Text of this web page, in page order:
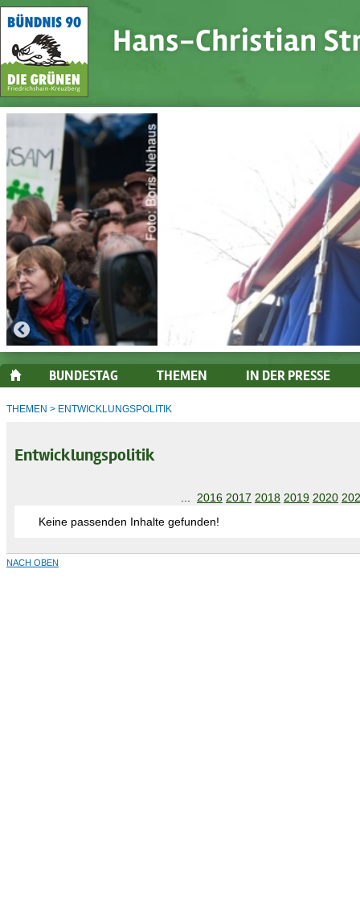
BUNDESTAG THEMEN IN DER PRESSE
THEMEN > ENTWICKLUNGSPOLITIK
Entwicklungspolitik
2016 2017 2018 2019 2020
Keine passenden Inhalte gefunden!
NACH OBEN